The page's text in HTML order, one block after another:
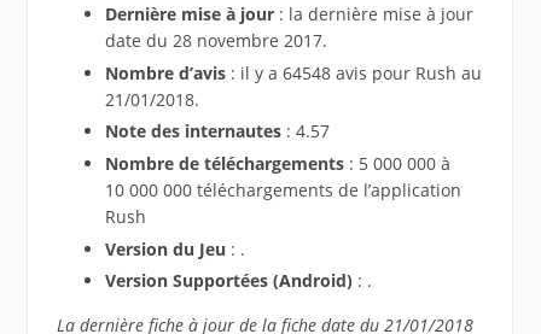
Dernière mise à jour: la dernière mise à jour
date du 28 novembre 2017.
Nombre d’avis: il y a 64548 avis pour Rush au
21/01/2018.
Note des internautes: 4.57
Nombre de téléchargements : 5 000 000 à
10 000 000 téléchargements de l’application
Rush
Version du Jeu : .
Version Supportées (Android): .
La dernière fiche à jour de la fiche date du 21/01/2018